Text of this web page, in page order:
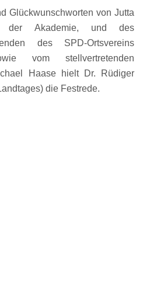
Glückwunschworten von Jutta
der Akademie, und des
des SPD-Ortsvereins
vom stellvertretenden
Haase hielt Dr. Rüdiger
die Festrede.